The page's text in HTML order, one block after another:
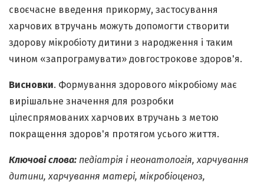
своєчасне введення прикорму, застосування
харчових втручань можуть допомогти створити
здорову мікробіоту дитини з народження і таким
чином «запрограмувати» довгострокове здоров'я.
Висновки. Формування здорового мікробіому має
вирішальне значення для розробки
цілеспрямованих харчових втручань з метою
покращення здоров'я протягом усього життя.
Ключові слова: педіатрія і неонатологія, харчування
дитини, харчування матері, мікробіоценоз,